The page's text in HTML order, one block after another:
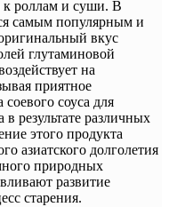
к роллам и суши. В
самым популярным и
вкус
глутаминовой
на
приятное
соуса для
результате различных
этого продукта
азиатского долголетия
природных
развитие
старения.